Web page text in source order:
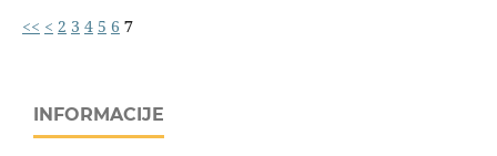
<< < 2 3 4 5 6 7
INFORMACIJE